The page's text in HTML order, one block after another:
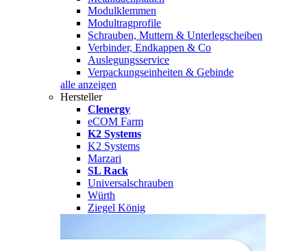
Modulklemmen
Modultragprofile
Schrauben, Muttern & Unterlegscheiben
Verbinder, Endkappen & Co
Auslegungsservice
Verpackungseinheiten & Gebinde
alle anzeigen
Hersteller
Clenergy
eCOM Farm
K2 Systems
K2 Systems
Marzari
SL Rack
Universalschrauben
Würth
Ziegel König